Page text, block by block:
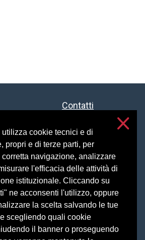
utilizza cookie tecnici e di
propri e di terze parti, per
navigazione, analizzare
l'efficacia delle attività di
istituzionale. Cliccando su
ne acconsenti l'utilizzo, oppure
la scelta salvando le tue
scegliendo quali cookie
il banner o proseguendo
Contatti
Privacy e cookies
Impostazioni cookie